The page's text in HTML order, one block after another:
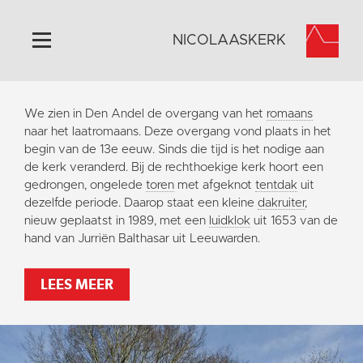
Home
Algemeen
Historie
Omgeving
Activiteiten
Steun ons
Contact
Vaktaal
NICOLAASKERK
We zien in Den Andel de overgang van het romaans
naar het laatromaans. Deze overgang vond plaats in het
begin van de 13e eeuw. Sinds die tijd is het nodige aan
de kerk veranderd. Bij de rechthoekige kerk hoort een
gedrongen, ongelede toren met afgeknot tentdak uit
dezelfde periode. Daarop staat een kleine dakruiter,
nieuw geplaatst in 1989, met een luidklok uit 1653 van de
hand van Jurriën Balthasar uit Leeuwarden.
LEES MEER